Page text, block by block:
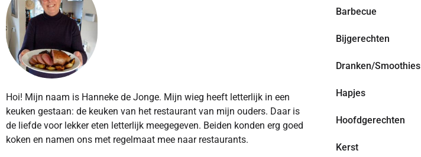
Hoi! Mijn naam is Hanneke de Jonge. Mijn wieg heeft letterlijk in een
keuken gestaan: de keuken van het restaurant van mijn ouders. Daar is
de liefde voor lekker eten letterlijk meegegeven. Beiden konden erg goed
koken en namen ons met regelmaat mee naar restaurants.
Barbecue
Bijgerechten
Dranken/Smoothies
Hapjes
Hoofdgerechten
Kerst